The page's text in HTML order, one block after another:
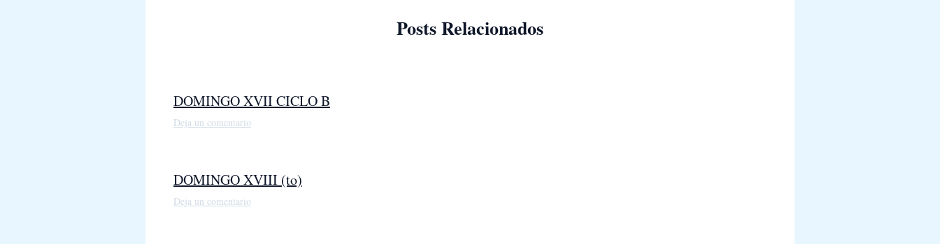
Posts Relacionados
DOMINGO XVII CICLO B
Deja un comentario
DOMINGO XVIII (to)
Deja un comentario